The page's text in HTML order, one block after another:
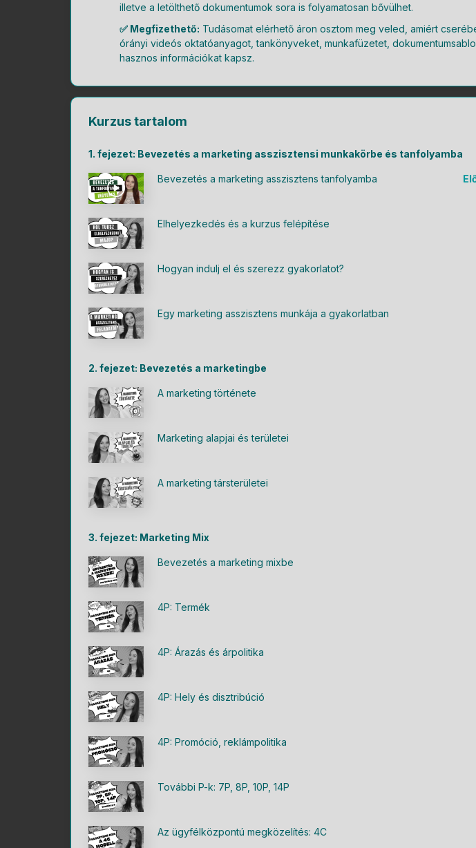
illetve a letölthető dokumentumok sora is folyamatosan bővülhet.
✅ Megfizethető: Tudásomat elérhető áron osztom meg veled, amiért
órányi videós oktatóanyagot, tankönyveket, munkafüzetet,
hasznos információkat kapsz.
Kurzus tartalom
1. fejezet: Bevezetés a marketing asszisztensi munkakörbe és tanfolyamba
Bevezetés a marketing asszisztens tanfolyamba
Elhelyezkedés és a kurzus felépítése
Hogyan indulj el és szerezz gyakorlatot?
Egy marketing asszisztens munkája a gyakorlatban
2. fejezet: Bevezetés a marketingbe
A marketing története
Marketing alapjai és területei
A marketing társterületei
3. fejezet: Marketing Mix
Bevezetés a marketing mixbe
4P: Termék
4P: Árazás és árpolitika
4P: Hely és disztribúció
4P: Promóció, reklámpolitika
További P-k: 7P, 8P, 10P, 14P
Az ügyfélközpontú megközelítés: 4C